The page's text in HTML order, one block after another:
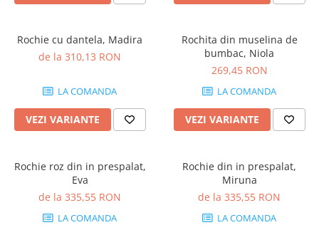
Rochie cu dantela, Madira
de la 310,13 RON
LA COMANDA
VEZI VARIANTE
Rochita din muselina de
bumbac, Niola
269,45 RON
LA COMANDA
VEZI VARIANTE
Rochie roz din in prespalat,
Eva
de la 335,55 RON
LA COMANDA
Rochie din in prespalat,
Miruna
de la 335,55 RON
LA COMANDA